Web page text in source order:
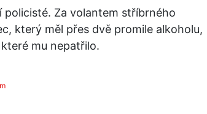
Za volantem stříbrného
který měl přes dvě promile alkoholu,
mu nepatřilo.